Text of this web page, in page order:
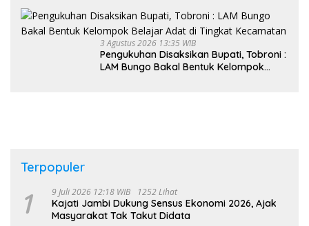
3 Agustus 2026 13:35 WIB
Pengukuhan Disaksikan Bupati, Tobroni :
LAM Bungo Bakal Bentuk Kelompok
Terpopuler
1 9 Juli 2026 12:18 WIB 1252 Lihat
Kajati Jambi Dukung Sensus Ekonomi 2026, Ajak
Masyarakat Tak Takut Didata